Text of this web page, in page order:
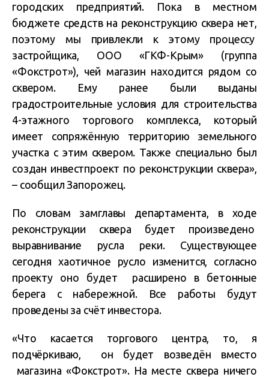
городских предприятий. Пока в местном
бюджете средств на реконструкцию сквера нет,
поэтому мы привлекли к этому процессу
застройщика, ООО «ГКФ-Крым» (группа
«Фокстрот»), чей магазин находится рядом со
сквером. Ему ранее были выданы
градостроительные условия для строительства
4-этажного торгового комплекса, который
имеет сопряжённую территорию земельного
участка с этим сквером. Также специально был
создан инвестпроект по реконструкции сквера»,
– сообщил Запорожец.
По словам замглавы департамента, в ходе
реконструкции сквера будет произведено
выравнивание русла реки. Существующее
сегодня хаотичное русло изменится, согласно
проекту оно будет расширено в бетонные
берега с набережной. Все работы будут
проведены за счёт инвестора.
«Что касается торгового центра, то, я
подчёркиваю, он будет возведён вместо
магазина «Фокстрот». На месте сквера ничего